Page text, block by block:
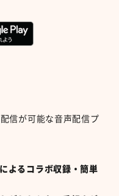
信が可能な音声配信プ
よるコラボ収録・簡単